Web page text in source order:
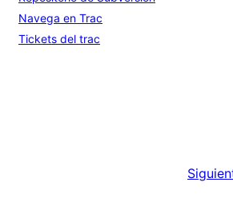
Navega en Trac
Tickets del trac